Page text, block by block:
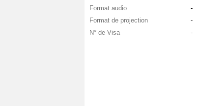
Format audio
-
Format de projection
-
N° de Visa
-